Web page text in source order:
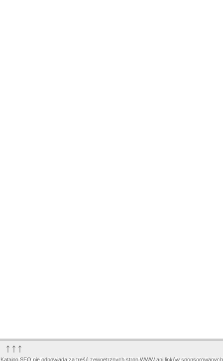
↑↑↑
Katalog SEO nie odpowiada za treść zewnętrznych stron WWW ani linków sponsorowanych